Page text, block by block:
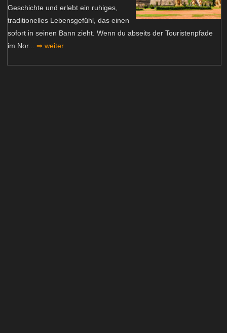
Geschichte und erlebt ein ruhiges,
traditionelles Lebensgefühl, das einen
sofort in seinen Bann zieht. Wenn du abseits der Touristenpfade
im Nor... ⇒ weiter